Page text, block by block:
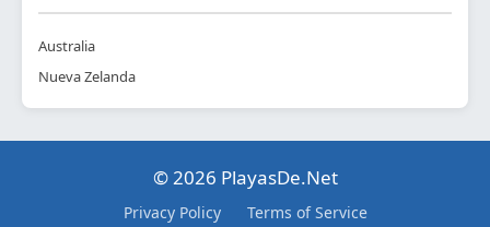
Australia
Nueva Zelanda
© 2026 PlayasDe.Net
Privacy Policy Terms of Service